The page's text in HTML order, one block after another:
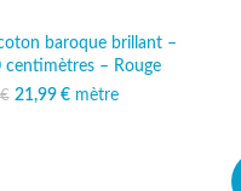
baroque brillant –
centimètres – Rouge
€
Le prix initial était :
21,99 € Le prix actuel est :
mètre